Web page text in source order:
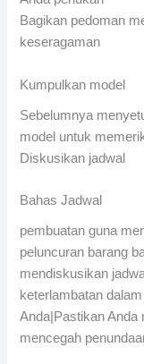
Bagikan pedoman
keseragaman
Kumpulkan model
Sebelumnya
model untuk
Diskusikan jadwal
Bahas Jadwal
pembuatan guna
peluncuran barang
mendiskusikan
keterlambatan
Anda|Pastikan Anda
mencegah